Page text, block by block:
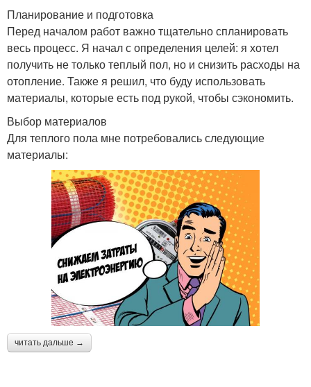
Планирование и подготовка
Перед началом работ важно тщательно спланировать
весь процесс. Я начал с определения целей: я хотел
получить не только теплый пол, но и снизить расходы на
отопление. Также я решил, что буду использовать
материалы, которые есть под рукой, чтобы сэкономить.
Выбор материалов
Для теплого пола мне потребовались следующие
материалы:
читать дальше →